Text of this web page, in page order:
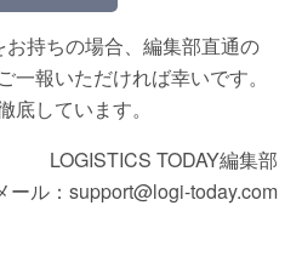
持ちの場合、編集部直通の
報いただければ幸いです。
しています。
LOGISTICS TODAY編集部
ール：support@logi-today.com